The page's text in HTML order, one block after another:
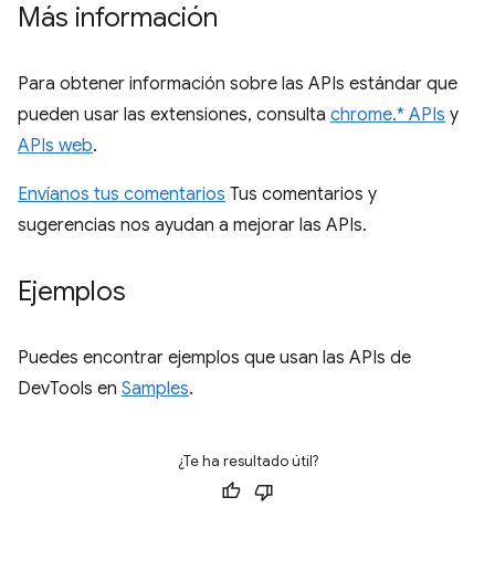
Más información
Para obtener información sobre las APIs estándar que
pueden usar las extensiones, consulta chrome.* APIs y
APIs web.
Envíanos tus comentarios Tus comentarios y
sugerencias nos ayudan a mejorar las APIs.
Ejemplos
Puedes encontrar ejemplos que usan las APIs de
DevTools en Samples.
¿Te ha resultado útil?